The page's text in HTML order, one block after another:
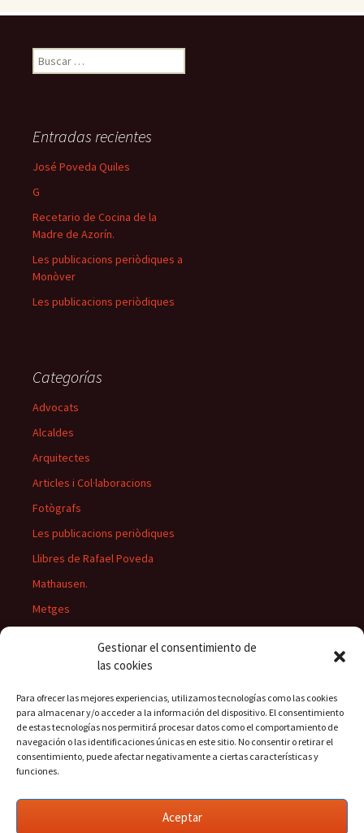
Gestionar el consentimiento de
las cookies
Para ofrecer las mejores experiencias, utilizamos tecnologías como las cookies
para almacenar y/o acceder a la información del dispositivo. El consentimiento
de estas tecnologías nos permitirá procesar datos como el comportamiento de
navegación o las identificaciones únicas en este sitio. No consentir o retirar el
consentimiento, puede afectar negativamente a ciertas características y
funciones.
Aceptar
Buscar:
Entradas recientes
José Poveda Quiles
G
Recetario de Cocina de la
Madre de Azorín.
Les publicacions periòdiques a
Monòver
Les publicacions periòdiques
Categorías
Advocats
Alcaldes
Arquitectes
Articles i Col·laboracions
Fotògrafs
Les publicacions periòdiques
Llibres de Rafael Poveda
Mathausen.
Metges
Presidents del Casino
Rectors